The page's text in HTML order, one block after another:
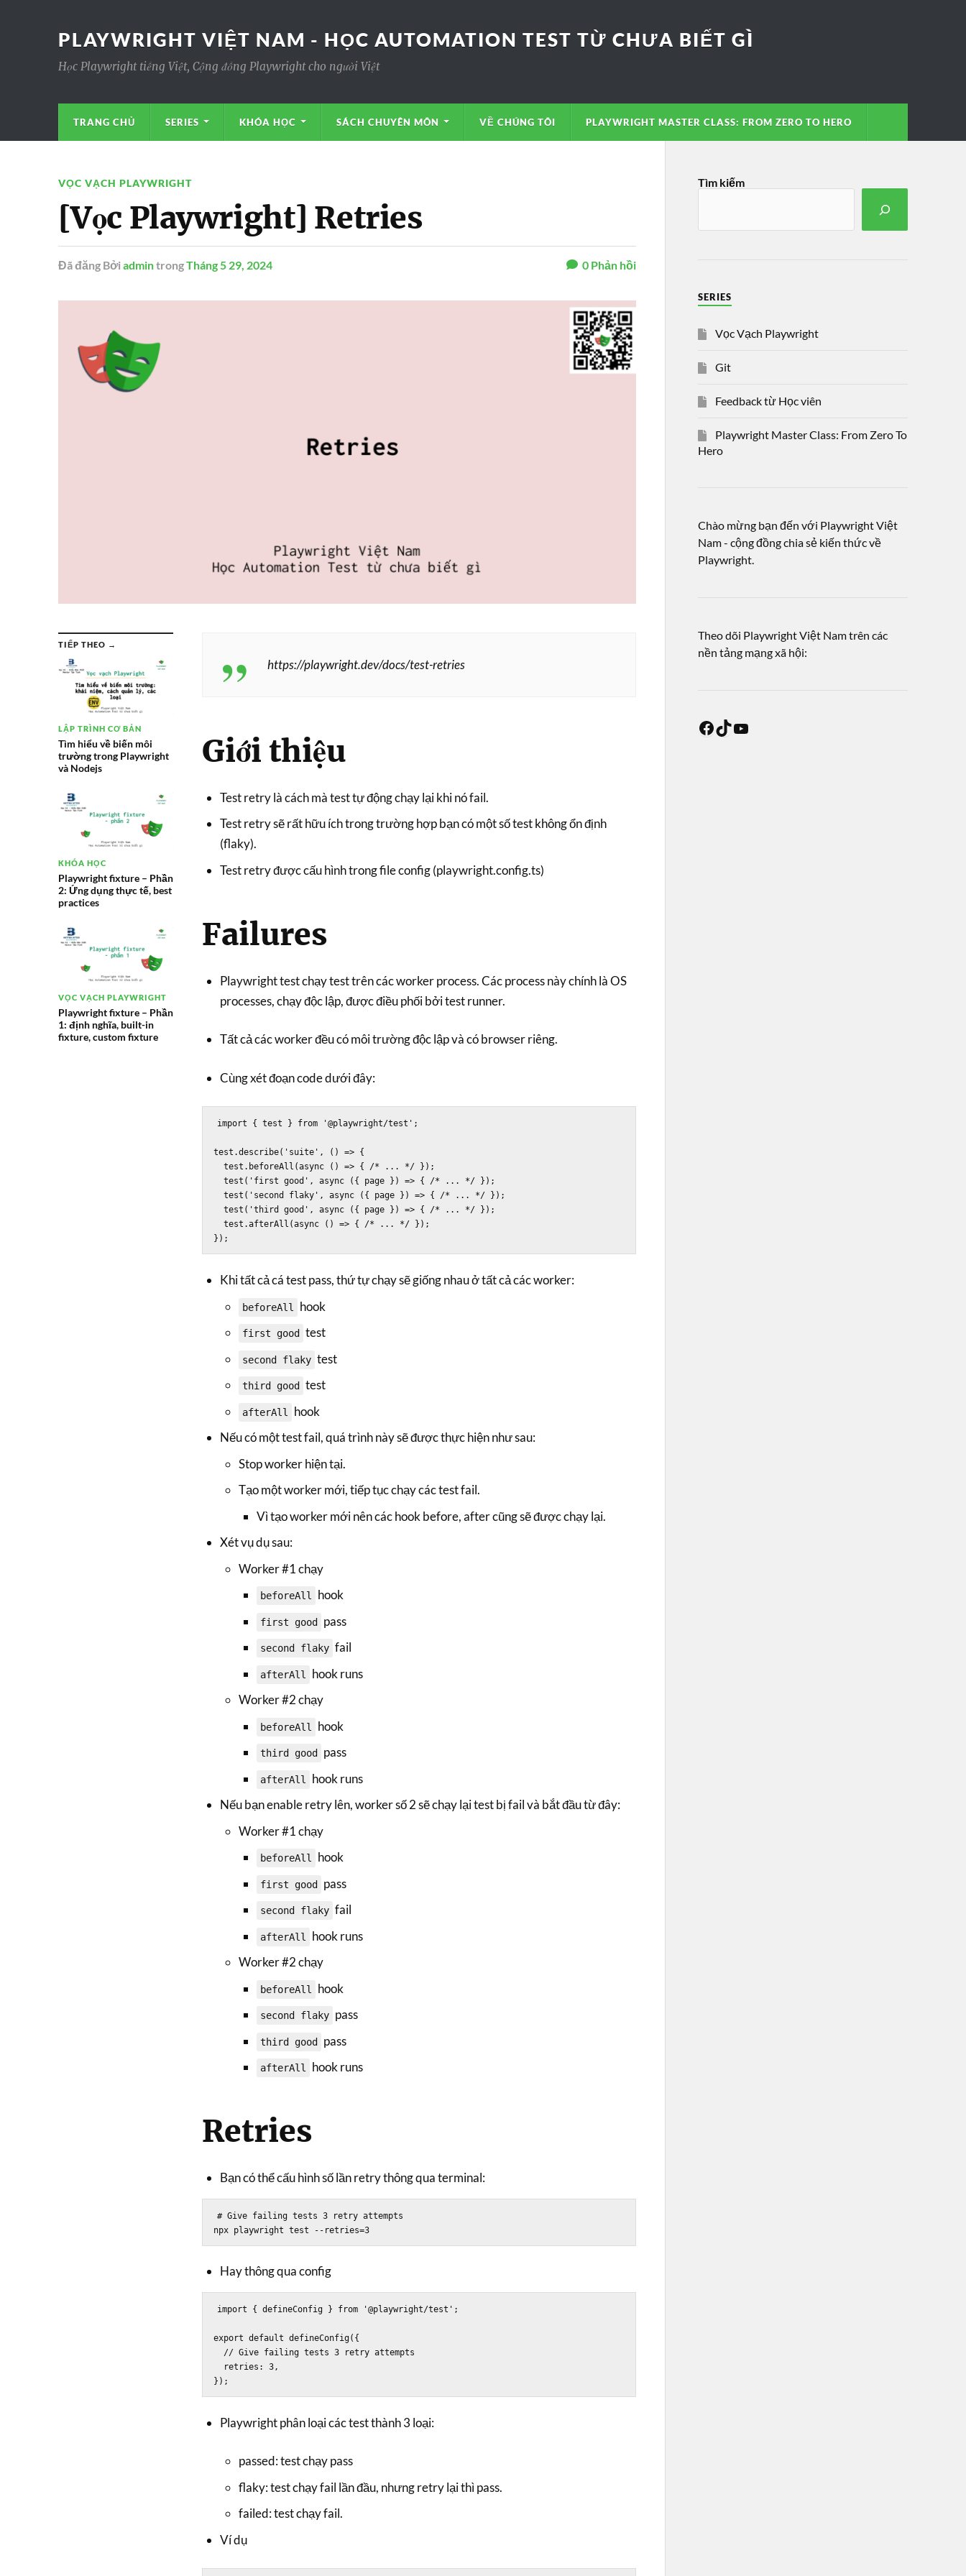
PLAYWRIGHT VIỆT NAM - HỌC AUTOMATION TEST TỪ CHƯA BIẾT GÌ
Học Playwright tiếng Việt, Cộng đồng Playwright cho người Việt
TRANG CHỦ SERIES KHÓA HỌC SÁCH CHUYÊN MÔN VỀ CHÚNG TÔI PLAYWRIGHT MASTER CLASS: FROM ZERO TO HERO
VỌC VẠCH PLAYWRIGHT
[Vọc Playwright] Retries
Đã đăng BởiadmintrongTháng 5 29, 2024 0Phản hồi
TIẾP THEO →
LẬP TRÌNH CƠ BẢN
Tìm hiểu về biến môi
trường trong Playwright
và Nodejs
KHÓA HỌC
Playwright fixture – Phần
2: Ứng dụng thực tế, best
practices
VỌC VẠCH PLAYWRIGHT
Playwright fixture – Phần
1: định nghĩa, built-in
fixture, custom fixture
https://playwright.dev/docs/test-retries
Giới thiệu
Test retry là cách mà test tự động chạy lại khi nó fail.
Test retry sẽ rất hữu ích trong trường hợp bạn có một số test không ổn định
(flaky).
Test retry được cấu hình trong file config (playwright.config.ts)
Failures
Playwright test chạy test trên các worker process. Các process này chính là OS
processes, chạy độc lập, được điều phối bởi test runner.
Tất cả các worker đều có môi trường độc lập và có browser riêng.
Cùng xét đoạn code dưới đây:
import { test } from '@playwright/test';
test.describe('suite', () => {
Khi tất cả cá test pass, thứ tự chạy sẽ giống nhau ở tất cả các worker:
beforeAll hook
first good test
second flaky test
third good test
afterAll
hook
Nếu có một test fail, quá trình này sẽ được thực hiện như sau:
Stop worker hiện tại.
Tạo một worker mới, tiếp tục chạy các test fail.
Vì tạo worker mới nên các hook before, after cũng sẽ được chạy lại.
Xét vụ dụ sau:
Worker #1 chạy
beforeAll hook
first good pass
second flaky fail
afterAll
hook runs
Worker #2 chạy
beforeAll hook
third good pass
afterAll
hook runs
Nếu bạn enable retry lên, worker số 2 sẽ chạy lại test bị fail và bắt đầu từ đây:
Worker #1 chạy
beforeAll hook
first good pass
second flaky fail
afterAll
hook runs
Worker #2 chạy
beforeAll hook
second flaky pass
third good pass
afterAll hook runs
Retries
Bạn có thể cấu hình số lần retry thông qua terminal:
# Give failing tests 3 retry attempts
npx playwright test --retries=3
Hay thông qua config
import { defineConfig } from '@playwright/test';
export default defineConfig({
Playwright phân loại các test thành 3 loại:
passed: test chạy pass
flaky: test chạy fail lần đầu, nhưng retry lại thì pass.
failed: test chạy fail.
Ví dụ
Tìm kiếm
SERIES
Vọc Vạch Playwright
Git
Feedback từ Học viên
Playwright Master Class: From Zero To
Hero
Chào mừng bạn đến với Playwright Việt
Nam - cộng đồng chia sẻ kiến thức về
Playwright.
Theo dõi Playwright Việt Nam trên các
nền tảng mạng xã hội: